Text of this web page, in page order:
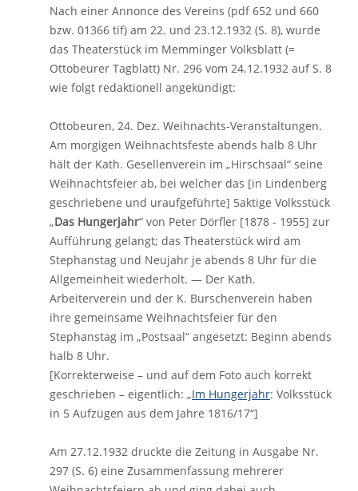
Nach einer Annonce des Vereins (pdf 652 und 660
bzw. 01366 tif) am 22. und 23.12.1932 (S. 8), wurde
das Theaterstück im Memminger Volksblatt (=
Ottobeurer Tagblatt) Nr. 296 vom 24.12.1932 auf S. 8
wie folgt redaktionell angekündigt:
Ottobeuren, 24. Dez. Weihnachts-Veranstaltungen.
Am morgigen Weihnachtsfeste abends halb 8 Uhr
hält der Kath. Gesellenverein im „Hirschsaal“ seine
Weihnachtsfeier ab, bei welcher das [in Lindenberg
geschriebene und uraufgeführte] 5aktige Volksstück
„Das Hungerjahr“ von Peter Dörfler [1878 - 1955] zur
Aufführung gelangt; das Theaterstück wird am
Stephanstag und Neujahr je abends 8 Uhr für die
Allgemeinheit wiederholt. — Der Kath.
Arbeiterverein und der K. Burschenverein haben
ihre gemeinsame Weihnachtsfeier für den
Stephanstag im „Postsaal“ angesetzt: Beginn abends
halb 8 Uhr.
[Korrekterweise – und auf dem Foto auch korrekt
geschrieben – eigentlich: „Im Hungerjahr: Volksstück
in 5 Aufzügen aus dem Jahre 1816/17“]
Am 27.12.1932 druckte die Zeitung in Ausgabe Nr.
297 (S. 6) eine Zusammenfassung mehrerer